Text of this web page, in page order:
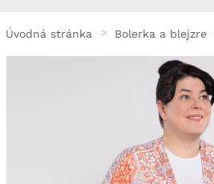
Úvodná stránka Bolerka a blejzre